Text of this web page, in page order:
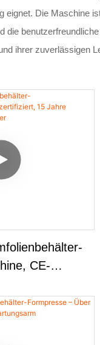
Die Maschine
ihrer zuverlässigen
CE-